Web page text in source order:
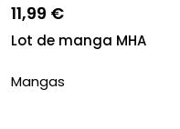
11,99 €
Lot de manga MHA
Mangas